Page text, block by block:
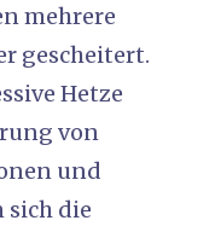
mehrere
gescheitert.
Hetze
von
und
die